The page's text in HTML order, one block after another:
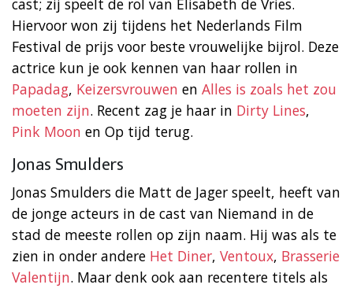
Hiervoor won zij tijdens het Nederlands Film
Festival de prijs voor beste vrouwelijke bijrol. Deze
actrice kun je ook kennen van haar rollen in
Papadag, Keizersvrouwen en Alles is zoals het zou
moeten zijn. Recent zag je haar in Dirty Lines,
Pink Moon en Op tijd terug.
Jonas Smulders
Jonas Smulders die Matt de Jager speelt, heeft van
de jonge acteurs in de cast van Niemand in de
stad de meeste rollen op zijn naam. Hij was als te
zien in onder andere Het Diner, Ventoux, Brasserie
Valentijn. Maar denk ook aan recentere titels als